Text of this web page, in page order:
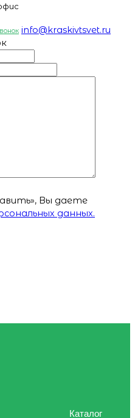
info@kraskivtsvet.ru
Вы даете
данных.
Каталог